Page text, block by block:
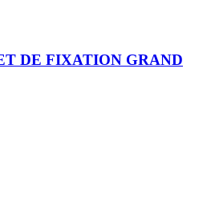
DE FIXATION GRAND